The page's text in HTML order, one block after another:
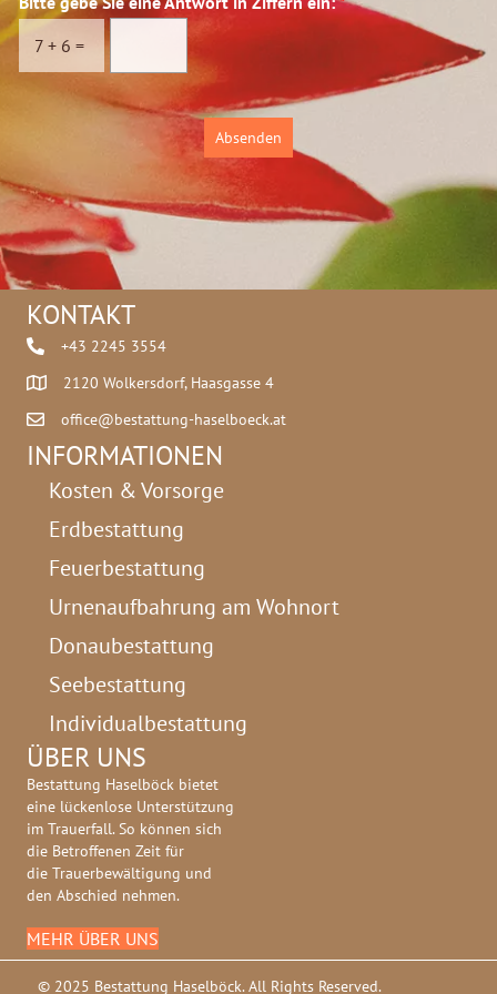
r
n
m
e
s
c
u
7 + 6 =
Absenden
KONTAKT
+43 2245 3554
2120 Wolkersdorf, Haasgasse 4
office@bestattung-haselboeck.at
INFORMATIONEN
Kosten & Vorsorge
Erdbestattung
Feuerbestattung
Urnenaufbahrung am Wohnort
Donaubestattung
Seebestattung
Individualbestattung
ÜBER UNS
Bestattung Haselböck bietet
eine lückenlose Unterstützung
im Trauerfall. So können sich
die Betroffenen Zeit für
die Trauerbewältigung und
den Abschied nehmen.
MEHR ÜBER UNS
© 2025 Bestattung Haselböck. All Rights Reserved.